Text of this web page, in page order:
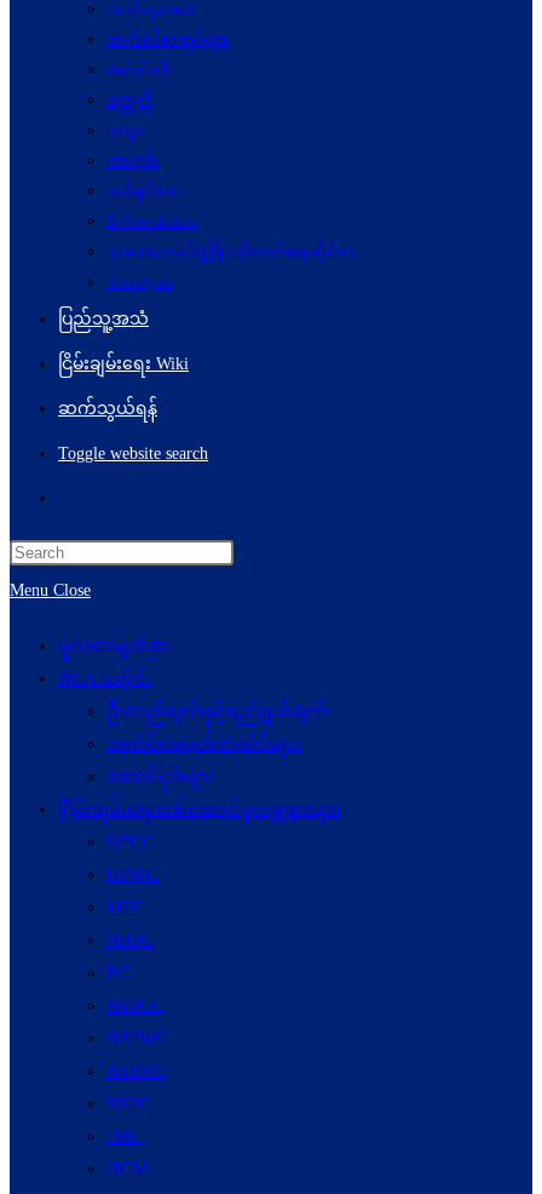
အသိပညာပေး
ဆက်စပ်စာအုပ်များ
ဆောင်းပါး
ဝတ္ထုတို
ကဗျာ
ကာတွန်း
အစီရင်ခံစာ
E-Newsletters
သုတေသနနှင့်ဖွံ့ဖြိုးတိုးတက်ရေးဆိုင်ရာ
Acronyms
ပြည်သူ့အသံ
ငြိမ်းချမ်းရေး Wiki
ဆက်သွယ်ရန်
Toggle website search
Menu Close
မူလစာမျက်နှာ
NCA သမိုင်း
ဦးတည်ချက်နှင့်ရည်ရွယ်ချက်
အထိမ်းအမှတ်တံဆိပ်များ
ဆောင်ပုဒ်များ
ငြိမ်းချမ်းရေးဖော်‌ဆောင်မှုယန္တရားများ
UPCC
UPWC
MPC
NRPC
PC
NSPCC
NSPWC
NSPNC
NSPC
JMC
JICM